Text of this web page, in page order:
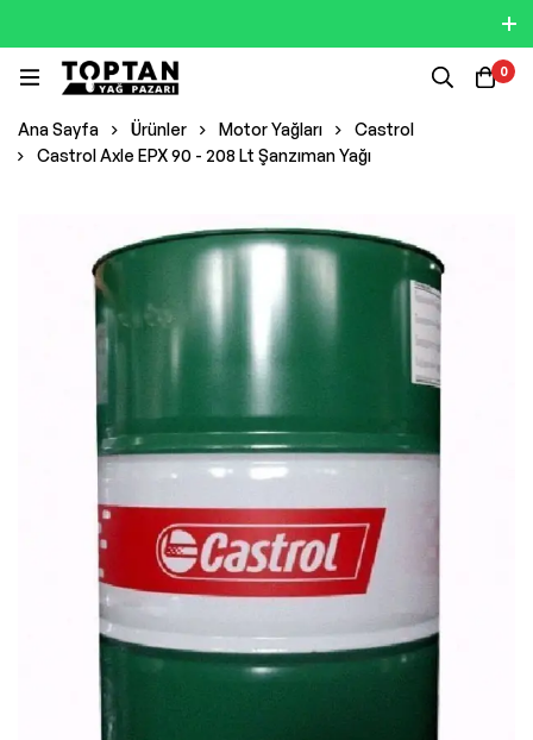
0
Ana Sayfa Ürünler Motor Yağları
Castrol
Castrol Axle EPX 90 - 208 Lt Şanzıman Yağı